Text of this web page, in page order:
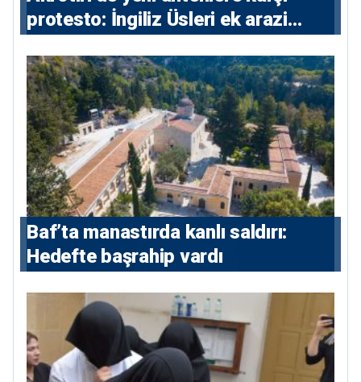
protesto: İngiliz Üsleri ek arazi
Baf’ta manastırda kanlı saldırı:
Hedefte başrahip vardı